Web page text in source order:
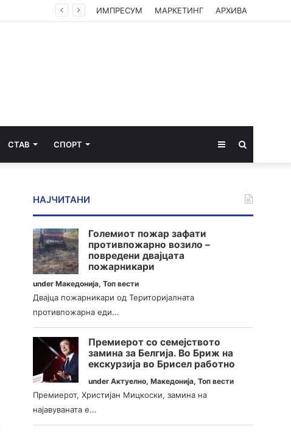
ИМПРЕСУМ МАРКЕТИНГ АРХИВА
СТАВ СПОРТ Sidebar
НАЈЧИТАНИ
Големиот пожар зафати
противпожарно возило –
повредени двајцата
пожарникари
underМакедонија,Топ вести
Двајца пожарникари од Територијалната
противпожарна еди...
Премиерот со семејството
замина за Белгија. Во Бриж на
екскурзија во Брисел работно
underАктуелно,Македонија,Топ вести
Премиерот, Христијан Мицкоски, замина на
најавуваната е...